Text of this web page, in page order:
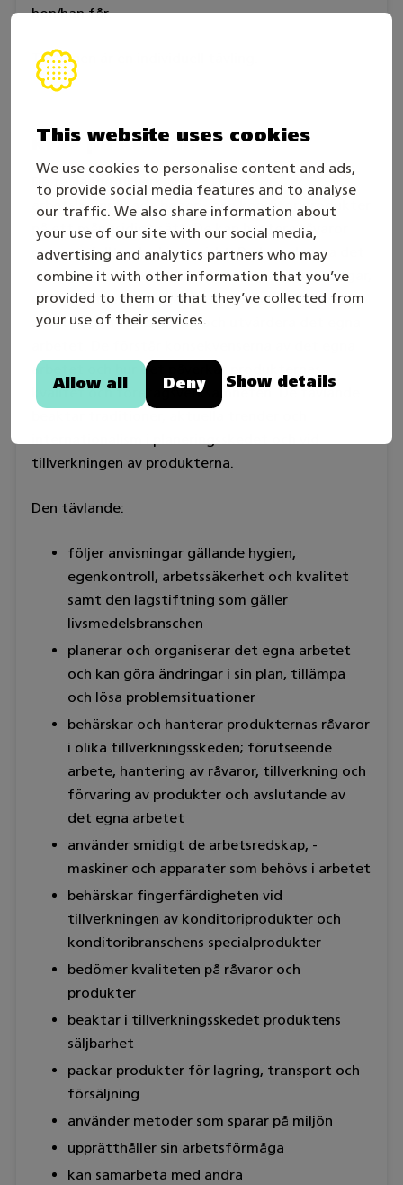
This website uses cookies
We use cookies to personalise content and ads,
to provide social media features and to analyse
our traffic. We also share information about
your use of our site with our social media,
advertising and analytics partners who may
combine it with other information that you’ve
provided to them or that they’ve collected from
your use of their services.
Allow all Deny Show details
hon/han får.
Tävlingen är en individuell tävling.
Krav på kunnande
De tävlande tillverkar praktfulla
arbetslivsinriktade bageri- och konditoriprodukter
på ett mångsidigt sätt. De kan hantera råvaror
omsorgsfullt och ekonomiskt. De kan planera det
egna arbetet, tolka och tillämpa givna anvisningar,
utföra beräkningar gällande råvaror och det egna
arbetet samt presentera och utvärdera det egna
arbetet och hur det påverkar produkternas
kvalitet och företagsverksamheten. De tävlande
tillverkningen av produkterna.
Den tävlande:
följer anvisningar gällande hygien,
egenkontroll, arbetssäkerhet och kvalitet
samt den lagstiftning som gäller
livsmedelsbranschen
planerar och organiserar det egna arbetet
och kan göra ändringar i sin plan, tillämpa
och lösa problemsituationer
behärskar och hanterar produkternas råvaror
i olika tillverkningsskeden; förutseende
arbete, hantering av råvaror, tillverkning och
förvaring av produkter och avslutande av
det egna arbetet
använder smidigt de arbetsredskap, -
maskiner och apparater som behövs i arbetet
behärskar fingerfärdigheten vid
tillverkningen av konditoriprodukter och
konditoribranschens specialprodukter
bedömer kvaliteten på råvaror och
produkter
beaktar i tillverkningsskedet produktens
säljbarhet
packar produkter för lagring, transport och
försäljning
använder metoder som sparar på miljön
upprätthåller sin arbetsförmåga
kan samarbeta med andra